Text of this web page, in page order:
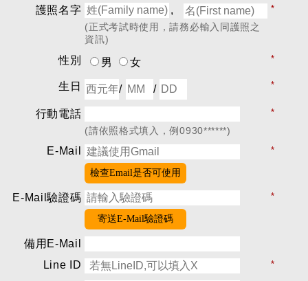
護照名字 ,
(正式考試時使用，請務必輸入同護照之
資訊)
*
性別 男 女 *
生日 / / *
行動電話
(請依照格式填入，例0930******)
*
E-Mail
檢查Email是否可使用
*
E-Mail驗證碼
寄送E-Mail驗證碼
*
備用E-Mail
Line ID
*